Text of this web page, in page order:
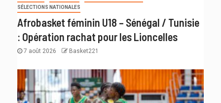
SÉLECTIONS NATIONALES
Afrobasket féminin U18 – Sénégal / Tunisie
: Opération rachat pour les Lioncelles
7 août 2026 Basket221